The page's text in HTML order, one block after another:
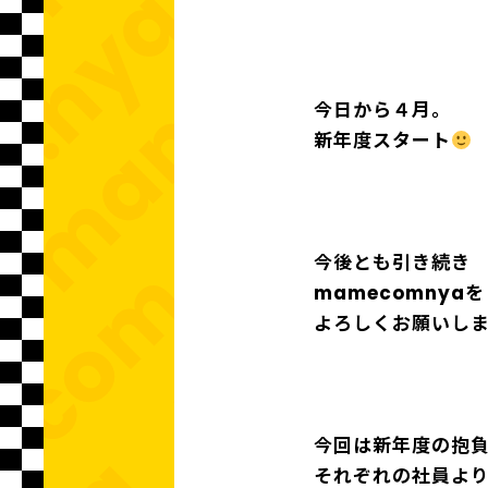
今日から４月。
新年度スタート
今後とも引き続き
mamecomnyaを
よろしくお願いし
今回は新年度の抱
それぞれの社員より